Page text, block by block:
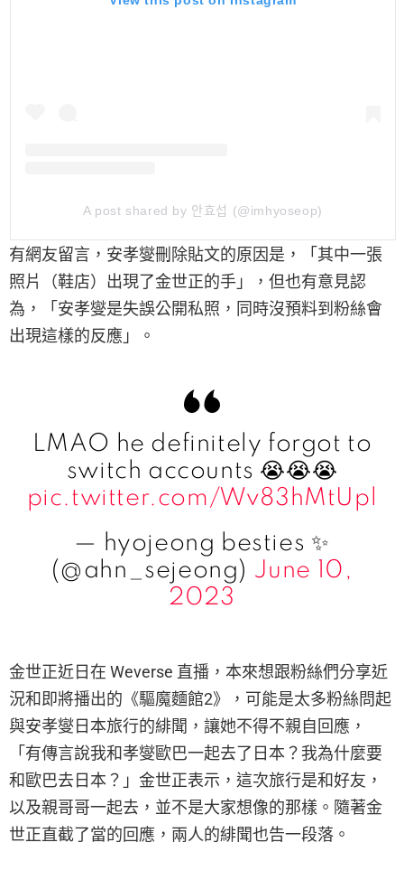
A post shared by 안효섭 (@imhyoseop)
有網友留言，安孝燮刪除貼文的原因是，「其中一張
照片（鞋店）出現了金世正的手」，但也有意見認
為，「安孝燮是失誤公開私照，同時沒預料到粉絲會
出現這樣的反應」。
LMAO he definitely forgot to
switch accounts 😭😭😭
pic.twitter.com/Wv83hMtUpl
— hyojeong besties ✨
(@ahn_sejeong) June 10,
2023
金世正近日在 Weverse 直播，本來想跟粉絲們分享近
況和即將播出的《驅魔麵館2》，可能是太多粉絲問起
與安孝燮日本旅行的緋聞，讓她不得不親自回應，
「有傳言說我和孝燮歐巴一起去了日本？我為什麼要
和歐巴去日本？」金世正表示，這次旅行是和好友，
以及親哥哥一起去，並不是大家想像的那樣。隨著金
世正直截了當的回應，兩人的緋聞也告一段落。